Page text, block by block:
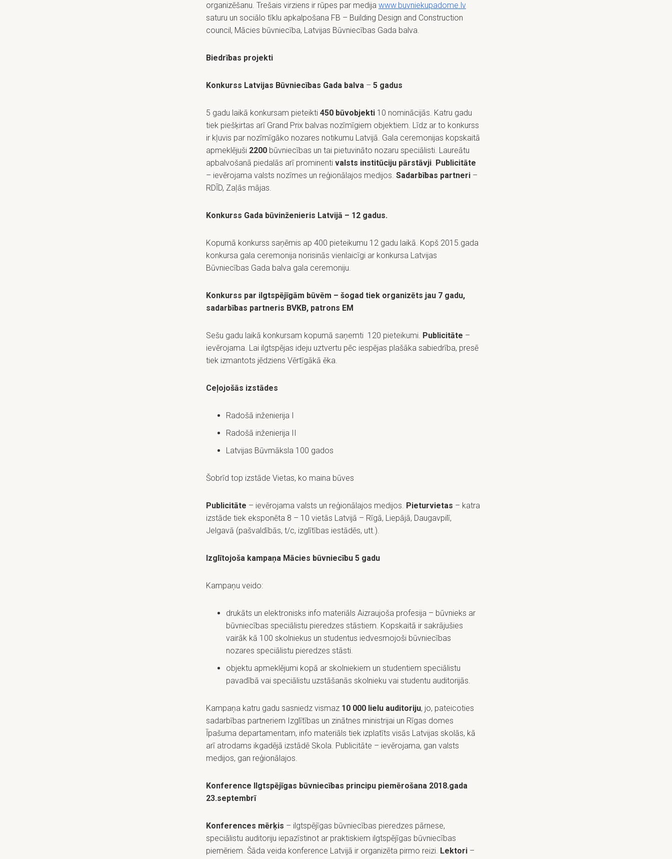
organizēšanu. Trešais virziens ir rūpes par medija www.buvniekupadome.lv
saturu un sociālo tīklu apkalpošana FB – Building Design and Construction
council, Mācies būvniecība, Latvijas Būvniecības Gada balva.
Biedrības projekti
Konkurss Latvijas Būvniecības Gada balva – 5 gadus
5 gadu laikā konkursam pieteikti 450 būvobjekti 10 nominācijās. Katru gadu
tiek piešķirtas arī Grand Prix balvas nozīmīgiem objektiem. Līdz ar to konkurss
ir kļuvis par nozīmīgāko nozares notikumu Latvijā. Gala ceremonijas kopskaitā
apmeklējuši 2200 būvniecības un tai pietuvināto nozaru speciālisti. Laureātu
apbalvošanā piedalās arī prominenti valsts institūciju pārstāvji. Publicitāte
– ievērojama valsts nozīmes un reģionālajos medijos. Sadarbības partneri –
RDĪD, Zaļās mājas.
Konkurss Gada būvinženieris Latvijā – 12 gadus.
Kopumā konkurss saņēmis ap 400 pieteikumu 12 gadu laikā. Kopš 2015.gada
konkursa gala ceremonija norisinās vienlaicīgi ar konkursa Latvijas
Būvniecības Gada balva gala ceremoniju.
Konkurss par ilgtspējīgām būvēm – šogad tiek organizēts jau 7 gadu,
sadarbības partneris BVKB, patrons EM
Sešu gadu laikā konkursam kopumā saņemti 120 pieteikumi. Publicitāte –
ievērojama. Lai ilgtspējas ideju uztvertu pēc iespējas plašāka sabiedrība, presē
tiek izmantots jēdziens Vērtīgākā ēka.
Ceļojošās izstādes
Radošā inženierija I
Radošā inženierija II
Latvijas Būvmāksla 100 gados
Šobrīd top izstāde Vietas, ko maina būves
Publicitāte – ievērojama valsts un reģionālajos medijos. Pieturvietas – katra
izstāde tiek eksponēta 8 – 10 vietās Latvijā – Rīgā, Liepājā, Daugavpilī,
Jelgavā (pašvaldībās, t/c, izglītības iestādēs, utt.).
Izglītojoša kampaņa Mācies būvniecību 5 gadu
Kampaņu veido:
drukāts un elektronisks info materiāls Aizraujoša profesija – būvnieks ar
būvniecības speciālistu pieredzes stāstiem. Kopskaitā ir sakrājušies
vairāk kā 100 skolniekus un studentus iedvesmojoši būvniecības
nozares speciālistu pieredzes stāsti.
objektu apmeklējumi kopā ar skolniekiem un studentiem speciālistu
pavadībā vai speciālistu uzstāšanās skolnieku vai studentu auditorijās.
Kampaņa katru gadu sasniedz vismaz 10 000 lielu auditoriju, jo, pateicoties
sadarbības partneriem Izglītības un zinātnes ministrijai un Rīgas domes
Īpašuma departamentam, info materiāls tiek izplatīts visās Latvijas skolās, kā
arī atrodams ikgadējā izstādē Skola. Publicitāte – ievērojama, gan valsts
medijos, gan reģionālajos.
Konference Ilgtspējīgas būvniecības principu piemērošana 2018.gada
23.septembrī
Konferences mērķis – ilgtspējīgas būvniecības pieredzes pārnese,
speciālistu auditoriju iepazīstinot ar praktiskiem ilgtspējīgas būvniecības
piemēriem. Šāda veida konference Latvijā ir organizēta pirmo reizi. Lektori –